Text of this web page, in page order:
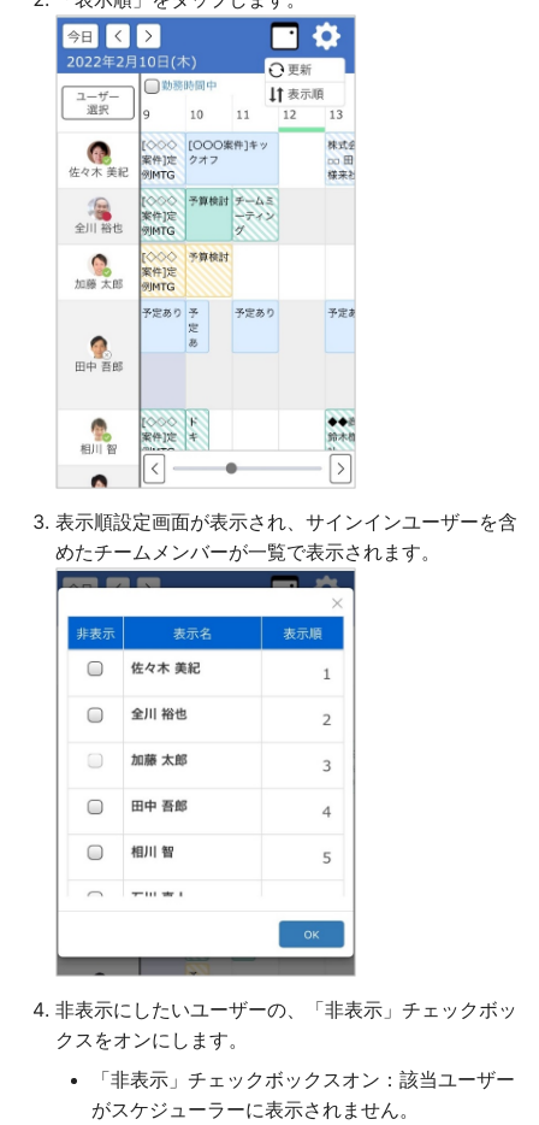
表示順設定画面が表示され、サインインユーザーを含
めたチームメンバーが一覧で表示されます。
非表示にしたいユーザーの、「非表示」チェックボッ
クスをオンにします。
「非表示」チェックボックスオン：該当ユーザー
がスケジューラーに表示されません。